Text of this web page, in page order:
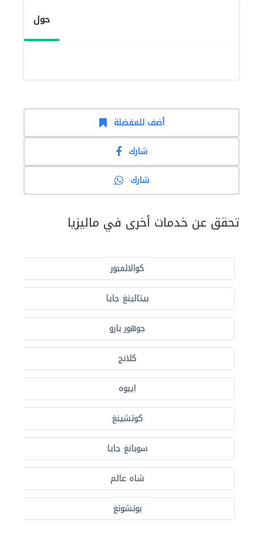
حول
أضف للمفضلة
شارك
شارك
تحقق عن خدمات أخرى في ماليزيا
كوالالمبور
بيتالينغ جايا
جوهور بارو
كلانج
ايبوه
كوتشينغ
سوبانغ جايا
شاه عالم
بوتشونغ